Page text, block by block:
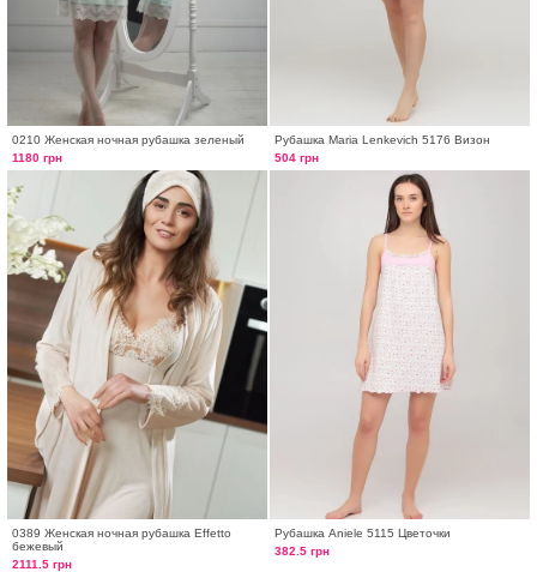
0210 Женская ночная рубашка зеленый
1180 грн
Рубашка Maria Lenkevich 5176 Визон
504 грн
0389 Женская ночная рубашка Effetto
бежевый
2111.5 грн
Рубашка Aniele 5115 Цветочки
382.5 грн